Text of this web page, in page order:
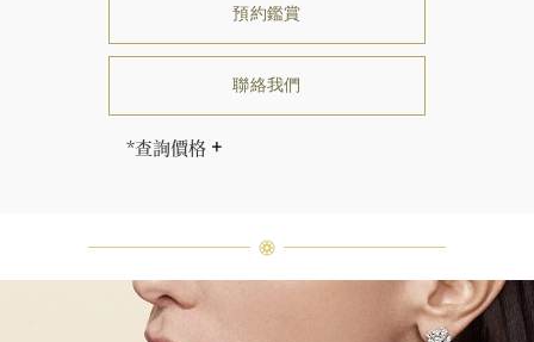
預約鑑賞
聯絡我們
*查詢價格
石皆與眾不同而採用獨特鑲嵌方式，
重量和寶石的等級亦不盡相同。如有
疑問，敬請諮詢客戶服務。